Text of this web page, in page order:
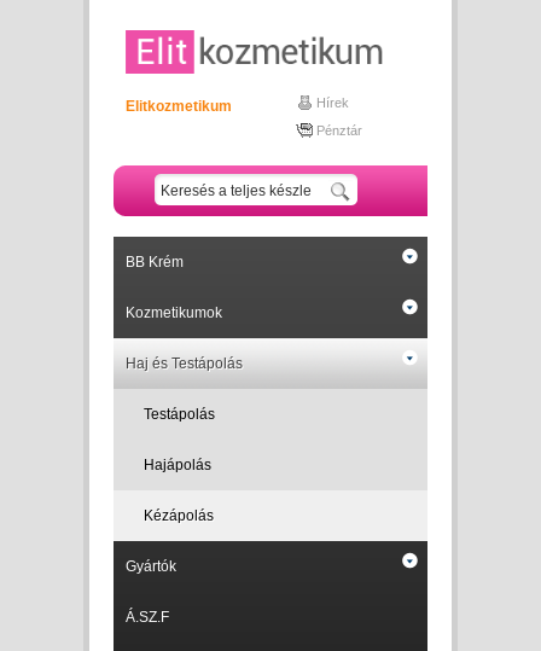
Elitkozmetikum
Hírek
Pénztár
BB Krém
Kozmetikumok
Haj és Testápolás
Testápolás
Hajápolás
Kézápolás
Gyártók
Á.SZ.F